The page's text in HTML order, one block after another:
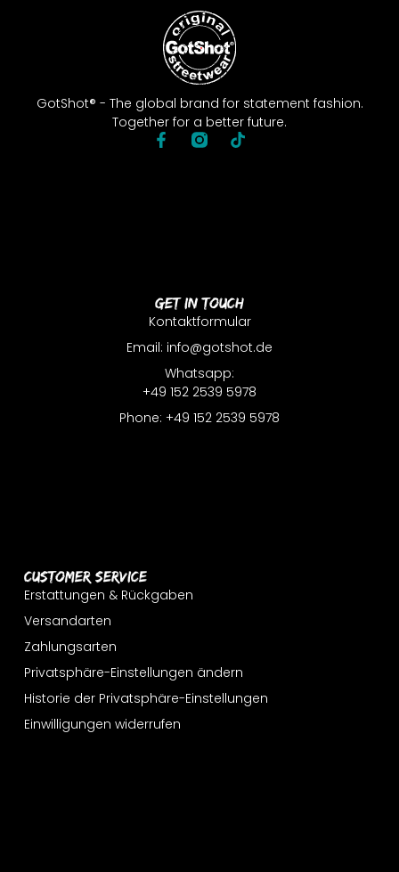
GotShot® - The global brand for statement fashion.
Together for a better future.
Customer Service
Erstattungen & Rückgaben
Versandarten
Zahlungsarten
Privatsphäre-Einstellungen ändern
Historie der Privatsphäre-Einstellungen
Einwilligungen widerrufen
Get In Touch
Kontaktformular
Email: info@gotshot.de
Whatsapp:
+49 152 2539 5978
Phone: +49 152 2539 5978